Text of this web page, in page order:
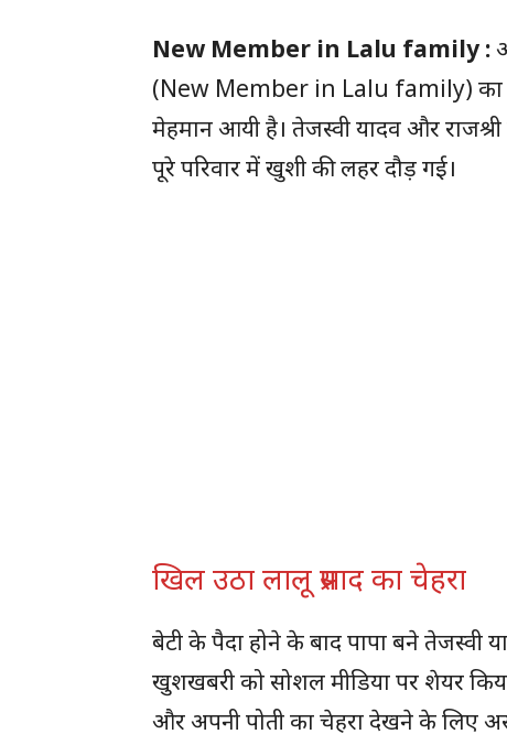
New Member in Lalu family :
(New Member in Lalu family) का
मेहमान आयी है। तेजस्वी यादव और राजश्री
पूरे परिवार में खुशी की लहर दौड़ गई।
खिल उठा लालू प्रसाद का चेहरा
बेटी के पैदा होने के बाद पापा बने
खुशखबरी को सोशल मीडिया पर शेयर
और अपनी पोती का चेहरा देखने के लिए